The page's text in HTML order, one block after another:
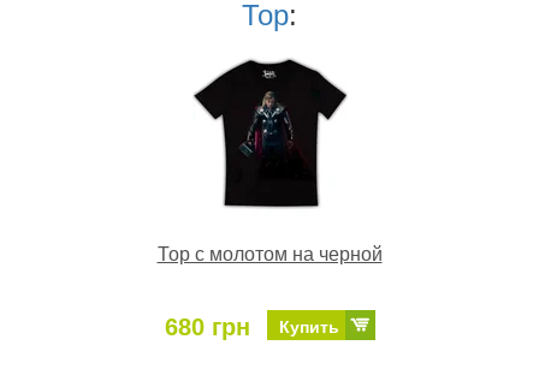
Тор:
Тор с молотом на черной
680 грн Купить